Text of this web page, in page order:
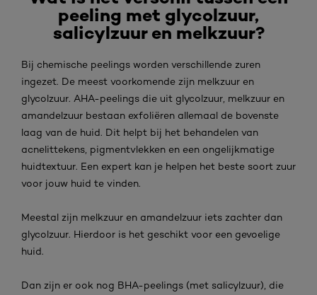
peeling met glycolzuur,
salicylzuur en melkzuur?
Bij chemische peelings worden verschillende zuren
ingezet. De meest voorkomende zijn melkzuur en
glycolzuur. AHA-peelings die uit glycolzuur, melkzuur en
amandelzuur bestaan exfoliëren allemaal de bovenste
laag van de huid. Dit helpt bij het behandelen van
acnelittekens, pigmentvlekken en een ongelijkmatige
huidtextuur. Een expert kan je helpen het beste soort zuur
voor jouw huid te vinden.
Meestal zijn melkzuur en amandelzuur iets zachter dan
glycolzuur. Hierdoor is het geschikt voor een gevoelige
huid.
Dan zijn er ook nog BHA-peelings (met salicylzuur), die